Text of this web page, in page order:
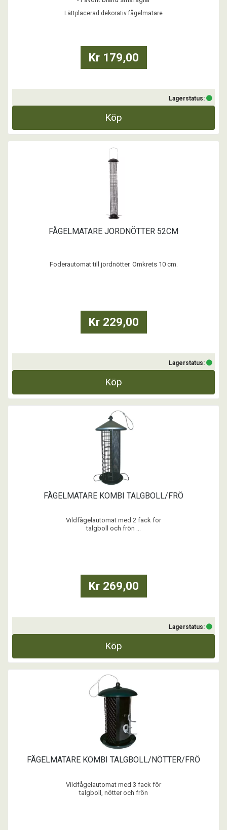
- Rymmer ca 7dl frö och/eller nötter
Lättplacerad dekorativ fågelmatare
Kr 179,00
Lagerstatus:
Köp
FÅGELMATARE JORDNÖTTER 52CM
Foderautomat till jordnötter. Omkrets 10 cm.
Kr 229,00
Lagerstatus:
Köp
FÅGELMATARE KOMBI TALGBOLL/FRÖ
Vildfågelautomat med 2 fack för
talgboll och frön ...
Kr 269,00
Lagerstatus:
Köp
FÅGELMATARE KOMBI TALGBOLL/NÖTTER/FRÖ
Vildfågelautomat med 3 fack för
talgboll, nötter och frön